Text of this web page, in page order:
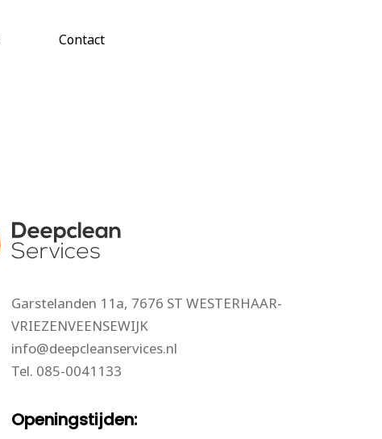
Contact
Garstelanden 11a, 7676 ST WESTERHAAR-
VRIEZENVEENSEWIJK
info@deepcleanservices.nl
Tel. 085-0041133
Openingstijden: